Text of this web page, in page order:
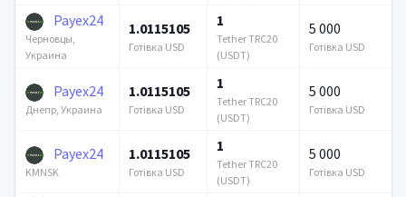
Payex24
Черновцы,
Украина
1.0115105
Готівка USD
1
Tether TRC20
(USDT)
5 000
Готівка USD
Payex24
Днепр, Украина
1.0115105
Готівка USD
1
Tether TRC20
(USDT)
5 000
Готівка USD
Payex24
KMNSK
1.0115105
Готівка USD
1
Tether TRC20
(USDT)
5 000
Готівка USD